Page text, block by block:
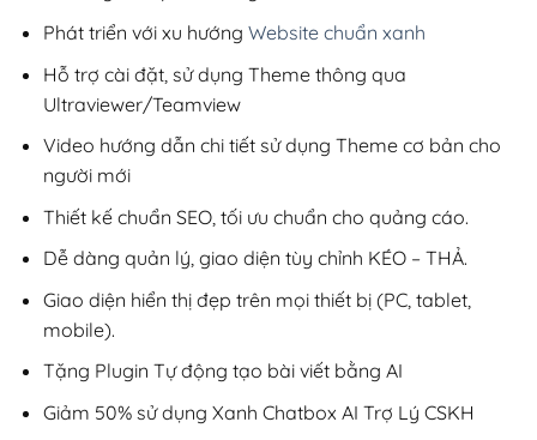
Phát triển với xu hướng Website chuẩn xanh
Hỗ trợ cài đặt, sử dụng Theme thông qua
Ultraviewer/Teamview
Video hướng dẫn chi tiết sử dụng Theme cơ bản cho
người mới
Thiết kế chuẩn SEO, tối ưu chuẩn cho quảng cáo.
Dễ dàng quản lý, giao diện tùy chỉnh KÉO – THẢ.
Giao diện hiển thị đẹp trên mọi thiết bị (PC, tablet,
mobile).
Tặng Plugin Tự động tạo bài viết bằng AI
Giảm 50% sử dụng Xanh Chatbox AI Trợ Lý CSKH